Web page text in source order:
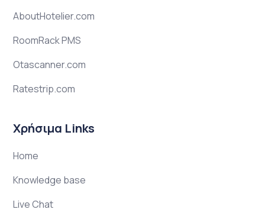
AboutHotelier.com
RoomRack PMS
Otascanner.com
Ratestrip.com
Χρήσιμα Links
Home
Knowledge base
Live Chat